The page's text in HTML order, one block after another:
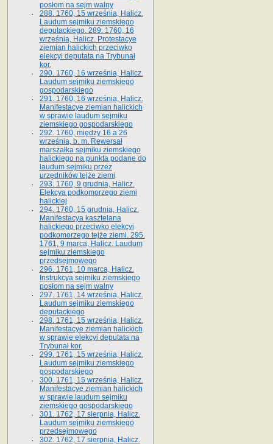
posłom na sejm walny
288. 1760, 15 września, Halicz.
Laudum sejmiku ziemskiego
deputackiego. 289. 1760, 16
września, Halicz. Protestacye
ziemian halickich przeciwko
elekcyi deputata na Trybunał
kor.
290. 1760, 16 września, Halicz.
Laudum sejmiku ziemskiego
gospodarskiego
291. 1760, 16 września, Halicz.
Manifestacye ziemian halickich
w sprawie laudum sejmiku
ziemskiego gospodarskiego
292. 1760, między 16 a 26
września, b. m. Rewersał
marszałka sejmiku ziemskiego
halickiego na punkta podane do
laudum sejmiku przez
urzędników tejże ziemi
293. 1760, 9 grudnia, Halicz.
Elekcya podkomorzego ziemi
halickiej
294. 1760, 15 grudnia, Halicz.
Manifestacya kasztelana
halickiego przeciwko elekcyi
podkomorzego tejże ziemi. 295.
1761, 9 marca, Halicz. Laudum
sejmiku ziemskiego
przedsejmowego
296. 1761, 10 marca, Halicz.
Instrukcya sejmiku ziemskiego
posłom na sejm walny
297. 1761, 14 września, Halicz.
Laudum sejmiku ziemskiego
deputackiego
298. 1761, 15 września, Halicz.
Manifestacye ziemian halickich
w sprawie elekcyi deputata na
Trybunał kor.
299. 1761, 15 września, Halicz.
Laudum sejmiku ziemskiego
gospodarskiego
300. 1761, 15 września, Halicz.
Manifestacye ziemian halickich
w sprawie laudum sejmiku
ziemskiego gospodarskiego
301. 1762, 17 sierpnia, Halicz.
Laudum sejmiku ziemskiego
przedsejmowego
302. 1762, 17 sierpnia, Halicz.